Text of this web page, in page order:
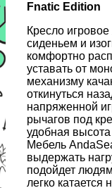
Fnatic Edition
Кресло
сиденьем и
комфортно
уставать от
механизму
откинуться
напряженной
рычагов под
удобная
Мебель
выдержать
подойдет
легко катается